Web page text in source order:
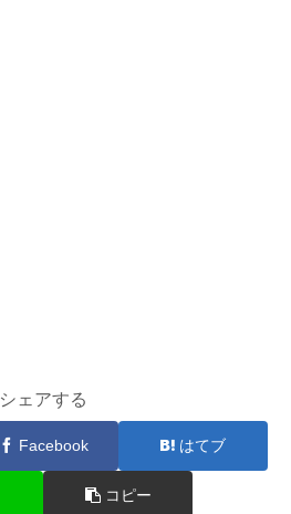
シェアする
Facebook はてブ
コピー